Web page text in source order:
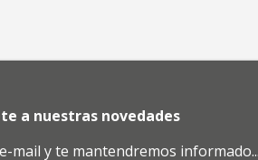
a nuestras novedades
mail y te mantendremos informado...